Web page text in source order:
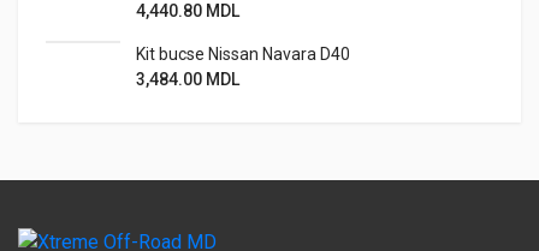
4,440.80 MDL
Kit bucse Nissan Navara D40
3,484.00 MDL